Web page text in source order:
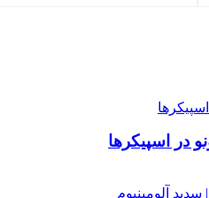
در اسپیکرها